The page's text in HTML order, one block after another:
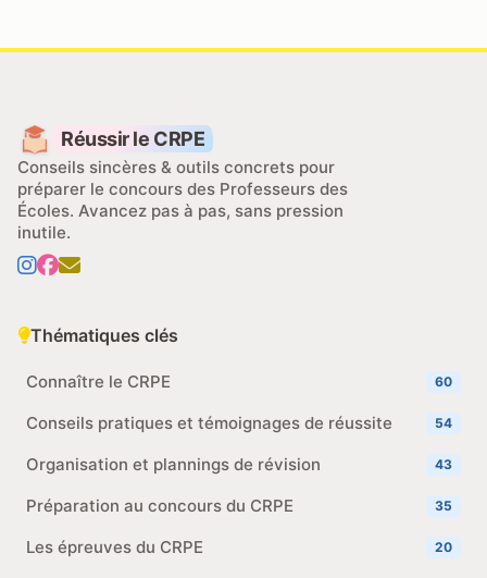
Réussir le CRPE
Conseils sincères & outils concrets pour
préparer le concours des Professeurs des
Écoles. Avancez pas à pas, sans pression
inutile.
Thématiques clés
Connaître le CRPE 60
Conseils pratiques et témoignages de réussite 54
Organisation et plannings de révision 43
Préparation au concours du CRPE 35
Les épreuves du CRPE 20